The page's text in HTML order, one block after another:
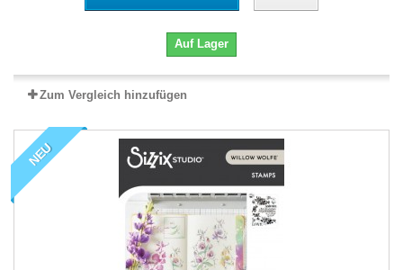
Auf Lager
Zum Vergleich hinzufügen
NEU